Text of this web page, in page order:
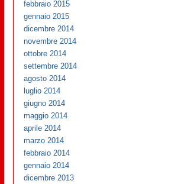
febbraio 2015
gennaio 2015
dicembre 2014
novembre 2014
ottobre 2014
settembre 2014
agosto 2014
luglio 2014
giugno 2014
maggio 2014
aprile 2014
marzo 2014
febbraio 2014
gennaio 2014
dicembre 2013